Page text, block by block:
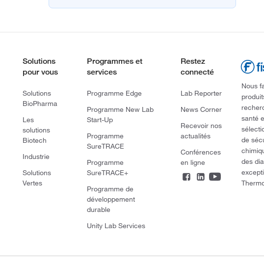
Solutions
pour vous
Solutions
BioPharma
Les
solutions
Biotech
Industrie
Solutions
Vertes
Programmes et
services
Programme Edge
Programme New Lab
Start-Up
Programme
SureTRACE
Programme
SureTRACE+
Programme de
développement
durable
Unity Lab Services
Restez
connecté
Lab Reporter
News Corner
Recevoir nos
actualités
Conférences
en ligne
Nous
santé
de
des